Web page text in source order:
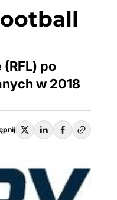
po
w 2018